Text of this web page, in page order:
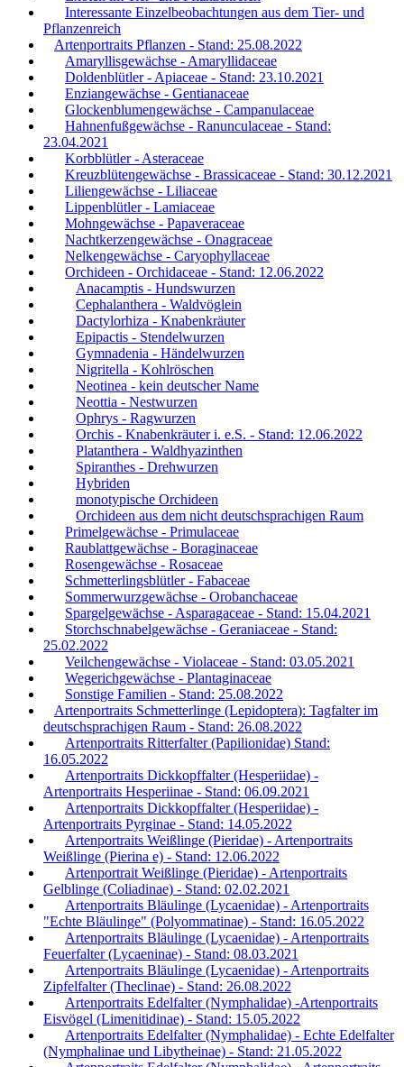
Interessante Einzelbeobachtungen aus dem Tier- und
Pflanzenreich
Artenportraits Pflanzen - Stand: 25.08.2022
Amaryllisgewächse - Amaryllidaceae
Doldenblütler - Apiaceae - Stand: 23.10.2021
Enziangewächse - Gentianaceae
Glockenblumengewächse - Campanulaceae
Hahnenfußgewächse - Ranunculaceae - Stand:
23.04.2021
Korbblütler - Asteraceae
Kreuzblütengewächse - Brassicaceae - Stand: 30.12.2021
Liliengewächse - Liliaceae
Lippenblütler - Lamiaceae
Mohngewächse - Papaveraceae
Nachtkerzengewächse - Onagraceae
Nelkengewächse - Caryophyllaceae
Orchideen - Orchidaceae - Stand: 12.06.2022
Anacamptis - Hundswurzen
Cephalanthera - Waldvöglein
Dactylorhiza - Knabenkräuter
Epipactis - Stendelwurzen
Gymnadenia - Händelwurzen
Nigritella - Kohlröschen
Neotinea - kein deutscher Name
Neottia - Nestwurzen
Ophrys - Ragwurzen
Orchis - Knabenkräuter i. e.S. - Stand: 12.06.2022
Platanthera - Waldhyazinthen
Spiranthes - Drehwurzen
Hybriden
monotypische Orchideen
Orchideen aus dem nicht deutschsprachigen Raum
Primelgewächse - Primulaceae
Raublattgewächse - Boraginaceae
Rosengewächse - Rosaceae
Schmetterlingsblütler - Fabaceae
Sommerwurzgewächse - Orobanchaceae
Spargelgewächse - Asparagaceae - Stand: 15.04.2021
Storchschnabelgewächse - Geraniaceae - Stand:
25.02.2022
Veilchengewächse - Violaceae - Stand: 03.05.2021
Wegerichgewächse - Plantaginaceae
Sonstige Familien - Stand: 25.08.2022
Artenportraits Schmetterlinge (Lepidoptera): Tagfalter im
deutschsprachigen Raum - Stand: 26.08.2022
Artenportraits Ritterfalter (Papilionidae) Stand:
16.05.2022
Artenportraits Dickkopffalter (Hesperiidae) -
Artenportraits Hesperiinae - Stand: 06.09.2021
Artenportraits Dickkopffalter (Hesperiidae) -
Artenportraits Pyrginae - Stand: 14.05.2022
Artenportraits Weißlinge (Pieridae) - Artenportraits
Weißlinge (Pierina e) - Stand: 12.06.2022
Artenportrait Weißlinge (Pieridae) - Artenportraits
Gelblinge (Coliadinae) - Stand: 02.02.2021
Artenportraits Bläulinge (Lycaenidae) - Artenportraits
"Echte Bläulinge" (Polyommatinae) - Stand: 16.05.2022
Artenportraits Bläulinge (Lycaenidae) - Artenportraits
Feuerfalter (Lycaeninae) - Stand: 08.03.2021
Artenportraits Bläulinge (Lycaenidae) - Artenportraits
Zipfelfalter (Theclinae) - Stand: 26.08.2022
Artenportraits Edelfalter (Nymphalidae) -Artenportraits
Eisvögel (Limenitidinae) - Stand: 15.05.2022
Artenportraits Edelfalter (Nymphalidae) - Echte Edelfalter
(Nymphalinae und Libytheinae) - Stand: 21.05.2022